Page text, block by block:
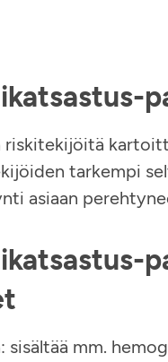
riskitekijöitä
tarkempi
asiaan
sisältää mm.